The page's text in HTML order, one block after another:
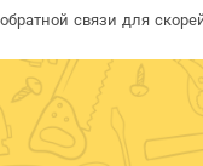
обратной связи для